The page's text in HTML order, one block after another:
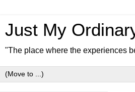
Just My
"The place where the experiences